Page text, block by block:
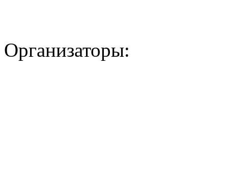
Организаторы: